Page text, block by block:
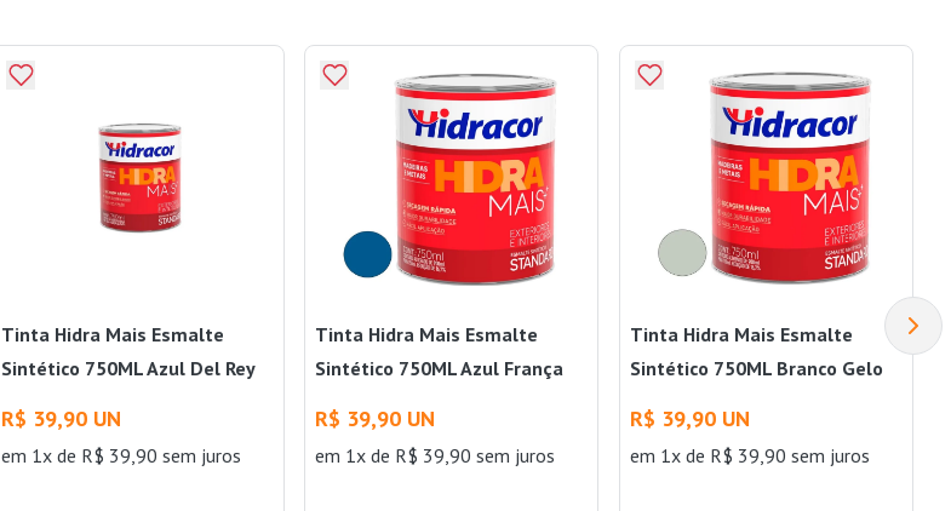
Tinta Hidra Mais Esmalte
Sintético 750ML Azul Del Rey
R$ 39,90 UN
em 1x de R$ 39,90 sem juros
Tinta Hidra Mais Esmalte
Sintético 750ML Azul França
R$ 39,90 UN
em 1x de R$ 39,90 sem juros
Tinta Hidra Mais Esmalte
Sintético 750ML Branco Gelo
R$ 39,90 UN
em 1x de R$ 39,90 sem juros